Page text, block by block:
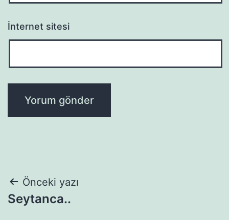
İnternet sitesi
Yazı
gezinmesi
Önceki yazı
Seytanca..